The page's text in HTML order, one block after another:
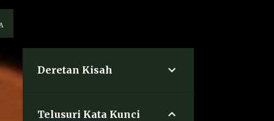
Deretan Kisah
Telusuri Kata Kunci